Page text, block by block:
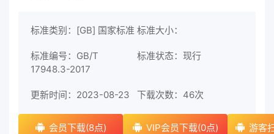
标准类别：[GB] 国家标准 标准大小：
标准编号：GB/T
17948.3-2017
标准状态：现行
更新时间：2023-08-23 下载次数： 46次
会员下载(8点) VIP会员下载(0点) 游客